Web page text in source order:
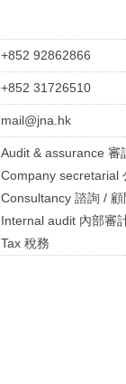
+852 92862866
+852 31726510
mail@jna.hk
Audit & assurance 審
Company secretarial
Consultancy 諮詢 / 顧
Internal audit 內部審
Tax 稅務